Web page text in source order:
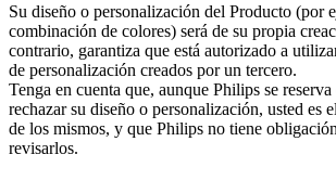
Su diseño o personalización del Producto (por
combinación de colores) será de su propia
contrario, garantiza que está autorizado a
de personalización creados por un tercero.
Tenga en cuenta que, aunque Philips se
rechazar su diseño o personalización, usted es
de los mismos, y que Philips no tiene
revisarlos.